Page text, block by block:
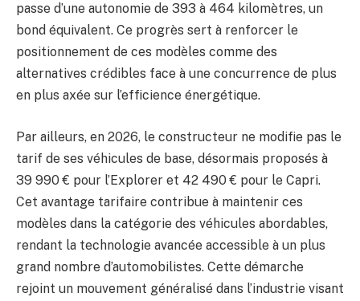
passe d’une autonomie de 393 à 464 kilomètres, un
bond équivalent. Ce progrès sert à renforcer le
positionnement de ces modèles comme des
alternatives crédibles face à une concurrence de plus
en plus axée sur l’efficience énergétique.
Par ailleurs, en 2026, le constructeur ne modifie pas le
tarif de ses véhicules de base, désormais proposés à
39 990 € pour l’Explorer et 42 490 € pour le Capri.
Cet avantage tarifaire contribue à maintenir ces
modèles dans la catégorie des véhicules abordables,
rendant la technologie avancée accessible à un plus
grand nombre d’automobilistes. Cette démarche
rejoint un mouvement généralisé dans l’industrie visant